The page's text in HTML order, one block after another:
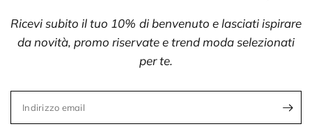
Ricevi subito il tuo 10% di benvenuto e lasciati ispirare
da novità, promo riservate e trend moda selezionati
per te.
Indirizzo email